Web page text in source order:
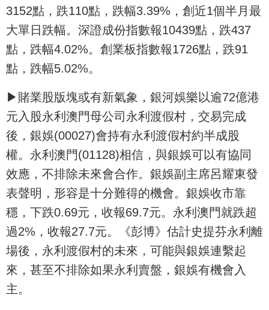
3152點，跌110點，跌幅3.39%，創近1個半月最
大單日跌幅。深證成份指數報10439點，跌437
點，跌幅4.02%。創業板指數報1726點，跌91
點，跌幅5.02%。
▶賭業股版塊或有新氣象，銀河娛樂以逾72億港
元入股永利澳門母公司永利渡假村，交易完成
後，銀娛(00027)會持有永利渡假村約半成股
權。永利澳門(01128)相信，與銀娛可以有協同
效應，不排除未來會合作。銀娛副主席呂耀東發
表聲明，形容是十分難得的機會。銀娛收市靠
穩，下跌0.69元，收報69.7元。永利澳門就跌超
過2%，收報27.7元。《彭博》估計史提芬永利離
場後，永利渡假村的未來，可能與銀娛連繫起
來，甚至不排除如果永利賣盤，銀娛有機會入
主。